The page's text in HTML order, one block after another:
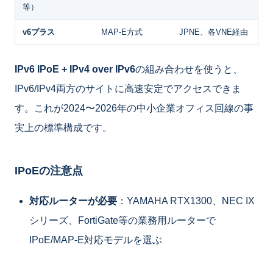
等）
v6プラス MAP-E方式 JPNE、各VNE経由
IPv6 IPoE + IPv4 over IPv6の組み合わせを使うと、
IPv6/IPv4両方のサイトに高速安定でアクセスできま
す。これが2024〜2026年の中小企業オフィス回線の事
実上の標準構成です。
IPoEの注意点
対応ルーターが必要 ：YAMAHA RTX1300、NEC IX
シリーズ、FortiGate等の業務用ルーターで
IPoE/MAP-E対応モデルを選ぶ